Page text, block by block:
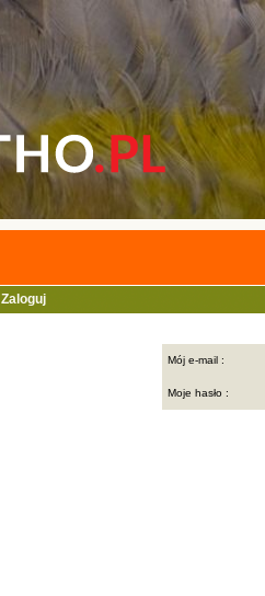
Zaloguj
Mój e-mail :
Moje hasło :